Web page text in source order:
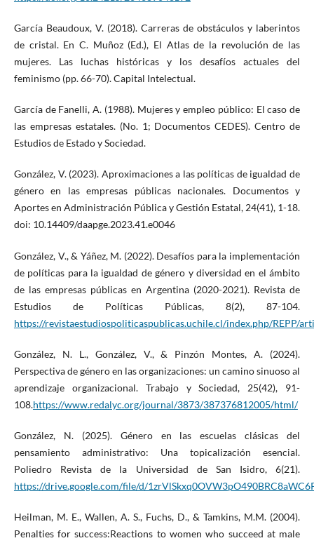
García Beaudoux, V. (2018). Carreras de obstáculos y laberintos
de cristal. En C. Muñoz (Ed.), El Atlas de la revolución de las
mujeres. Las luchas históricas y los desafíos actuales del
feminismo (pp. 66-70). Capital Intelectual.
García de Fanelli, A. (1988). Mujeres y empleo público: El caso de
las empresas estatales. (No. 1; Documentos CEDES). Centro de
Estudios de Estado y Sociedad.
González, V. (2023). Aproximaciones a las políticas de igualdad de
género en las empresas públicas nacionales. Documentos y
Aportes en Administración Pública y Gestión Estatal, 24(41), 1-18.
doi: 10.14409/daapge.2023.41.e0046
González, V., & Yáñez, M. (2022). Desafíos para la implementación
de políticas para la igualdad de género y diversidad en el ámbito
de las empresas públicas en Argentina (2020-2021). Revista de
Estudios de Políticas Públicas, 8(2), 87-104.
https://revistaestudiospoliticaspublicas.uchile.cl/index.php/REPP/
González, N. L., González, V., & Pinzón Montes, A. (2024).
Perspectiva de género en las organizaciones: un camino sinuoso al
aprendizaje organizacional. Trabajo y Sociedad, 25(42), 91-
108.https://www.redalyc.org/journal/3873/387376812005/html/
González, N. (2025). Género en las escuelas clásicas del
pensamiento administrativo: Una topicalización esencial.
Poliedro Revista de la Universidad de San Isidro, 6(21).
https://drive.google.com/file/d/
Heilman, M. E., Wallen, A. S., Fuchs, D., & Tamkins, M.M. (2004).
Penalties for success:Reactions to women who succeed at male